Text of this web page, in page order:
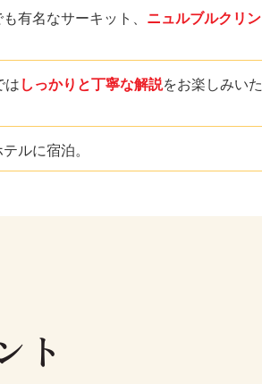
有名なサーキット、 ニュルブルクリン
は しっかりと丁寧な解説をお楽しみいた
ルに宿泊。
ト